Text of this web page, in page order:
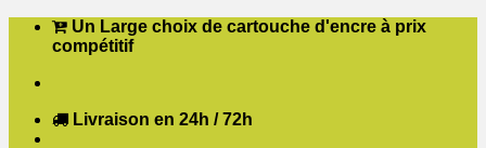
Passer Un Large choix de cartouche d'encre à prix
compétitif
Livraison en 24h / 72h